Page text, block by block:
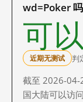
wd=Poker 吗
可以
近期无测试 判
截至 2026-04-
国大陆可以访